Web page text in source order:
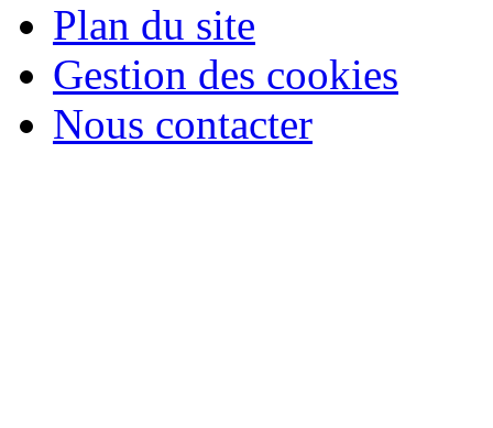
Plan du site
Gestion des cookies
Nous contacter